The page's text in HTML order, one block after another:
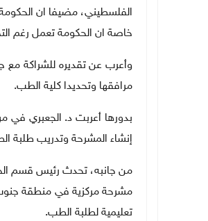
الفلسطيني، مضيفا ان
خاصة ان الحكومة تعمل رغم
وأعرب عن تقديره للشراكة مع
مرافقها وتحديدا كلية الطب.
بدورها أعربت د. الجعبري في
إنشاء المشرحة وتدريب طلبة
من جانبه، تحدث رئيس قسم
مشرحة مركزية في منطقة جنوب
تعليمية لطلبة الطب.